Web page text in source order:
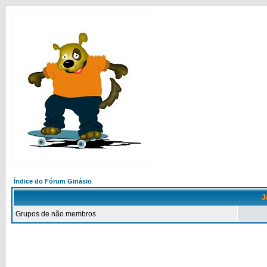
Índice do Fórum Ginásio
Grupos de não membros